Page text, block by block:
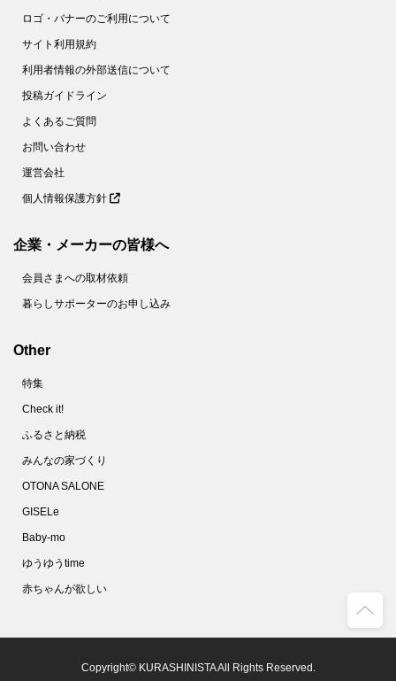
ロゴ・バナーのご利用について
サイト利用規約
利用者情報の外部送信について
投稿ガイドライン
よくあるご質問
お問い合わせ
運営会社
個人情報保護方針
企業・メーカーの皆様へ
会員さまへの取材依頼
暮らしサポーターのお申し込み
Other
特集
Check it!
ふるさと納税
みんなの家づくり
OTONA SALONE
GISELe
Baby-mo
ゆうゆうtime
赤ちゃんが欲しい
Copyright© KURASHINISTA All Rights Reserved.